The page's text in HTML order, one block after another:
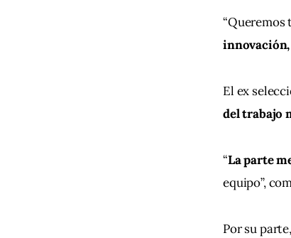
“Queremos
El ex
del trabajo
“La parte
equipo”,
Por su